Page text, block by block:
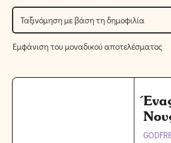
Εμφάνιση του μοναδικού αποτελέσματος